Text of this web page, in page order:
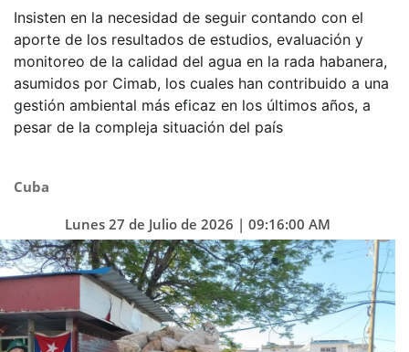
Insisten en la necesidad de seguir contando con el
aporte de los resultados de estudios, evaluación y
monitoreo de la calidad del agua en la rada habanera,
asumidos por Cimab, los cuales han contribuido a una
gestión ambiental más eficaz en los últimos años, a
pesar de la compleja situación del país
Cuba
Lunes 27 de Julio de 2026 | 09:16:00 AM